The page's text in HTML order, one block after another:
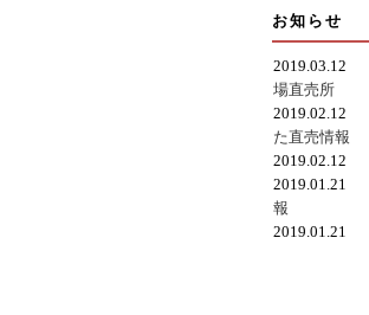
お知らせ
2019.03.12
場直売所
2019.02.12
た直売情報
2019.02.12
2019.01.21
報
2019.01.21